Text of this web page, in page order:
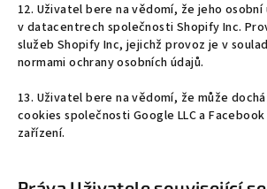
12. Uživatel bere na vědomí, že jeho osobní
v datacentrech společnosti Shopify Inc.
služeb Shopify Inc, jejichž provoz je v
normami ochrany osobních údajů.
13. Uživatel bere na vědomí, že může
cookies společnosti Google LLC a Facebook
zařízení.